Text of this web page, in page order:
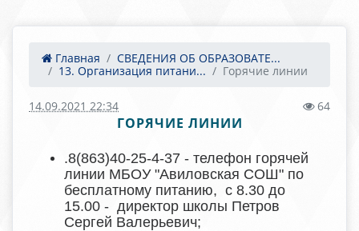
Главная
СВЕДЕНИЯ ОБ ОБРАЗОВАТЕ...
13. Организация питани...
Горячие линии
14.09.2021 22:34 64
ГОРЯЧИЕ ЛИНИИ
.8(863)40-25-4-37 - телефон горячей
линии МБОУ "Авиловская СОШ" по
бесплатному питанию, с 8.30 до
15.00 - директор школы Петров
Сергей Валерьевич;